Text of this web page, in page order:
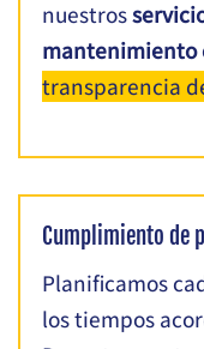
nuestros
mantenimiento
transparencia
Cumplimiento de
Planificamos
los tiempos